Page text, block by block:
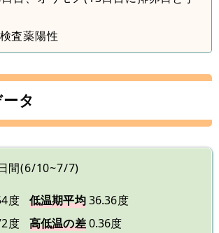
査薬陽性
タ
間(6/10~7/7)
度 低温期平均36.36度
度 高低温の差0.36度